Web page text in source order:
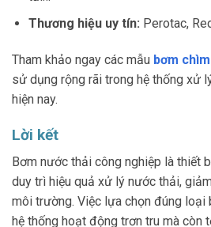
Thương hiệu uy tín: Perotac,
Tham khảo ngay các mẫu bơm
sử dụng rộng rãi trong hệ thống xử
hiện nay.
Lời kết
Bơm nước thải công nghiệp là thiết
duy trì hiệu quả xử lý nước thải,
môi trường. Việc lựa chọn đúng loại
hệ thống hoạt động trơn tru mà còn